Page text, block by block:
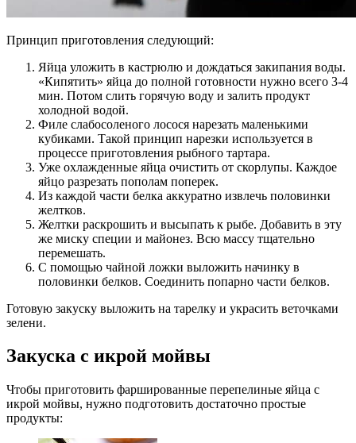
Принцип приготовления следующий:
Яйца уложить в кастрюлю и дождаться закипания воды.
«Кипятить» яйца до полной готовности нужно всего 3-4
мин. Потом слить горячую воду и залить продукт
холодной водой.
Филе слабосоленого лосося нарезать маленькими
кубиками. Такой принцип нарезки используется в
процессе приготовления рыбного тартара.
Уже охлажденные яйца очистить от скорлупы. Каждое
яйцо разрезать пополам поперек.
Из каждой части белка аккуратно извлечь половинки
желтков.
Желтки раскрошить и высыпать к рыбе. Добавить в эту
же миску специи и майонез. Всю массу тщательно
перемешать.
С помощью чайной ложки выложить начинку в
половинки белков. Соединить попарно части белков.
Готовую закуску выложить на тарелку и украсить веточками
зелени.
Закуска с икрой мойвы
Чтобы приготовить фаршированные перепелиные яйца с
икрой мойвы, нужно подготовить достаточно простые
продукты: